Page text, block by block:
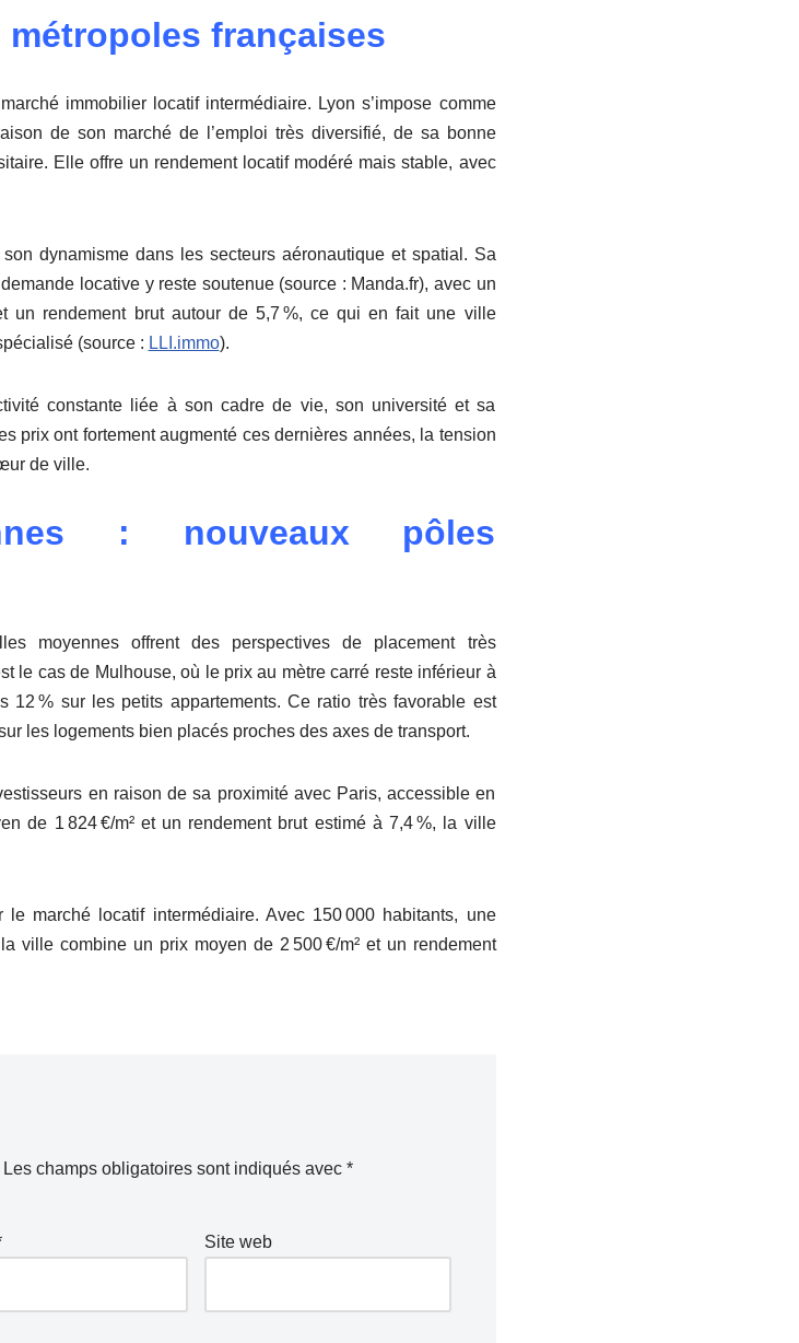
françaises
immobilier locatif intermédiaire. Lyon s’impose comme
de son marché de l’emploi très diversifié, de sa bonne
Elle offre un rendement locatif modéré mais stable, avec
dynamisme dans les secteurs aéronautique et spatial. Sa
locative y reste soutenue (source : Manda.fr), avec un
un rendement brut autour de 5,7 %, ce qui en fait une ville
(source : LLI.immo).
constante liée à son cadre de vie, son université et sa
prix ont fortement augmenté ces dernières années, la tension
de ville.
: nouveaux pôles
moyennes offrent des perspectives de placement très
le cas de Mulhouse, où le prix au mètre carré reste inférieur à
12 % sur les petits appartements. Ce ratio très favorable est
les logements bien placés proches des axes de transport.
en raison de sa proximité avec Paris, accessible en
de 1 824 €/m² et un rendement brut estimé à 7,4 %, la ville
marché locatif intermédiaire. Avec 150 000 habitants, une
ville combine un prix moyen de 2 500 €/m² et un rendement
Les champs obligatoires sont indiqués avec *
Site web